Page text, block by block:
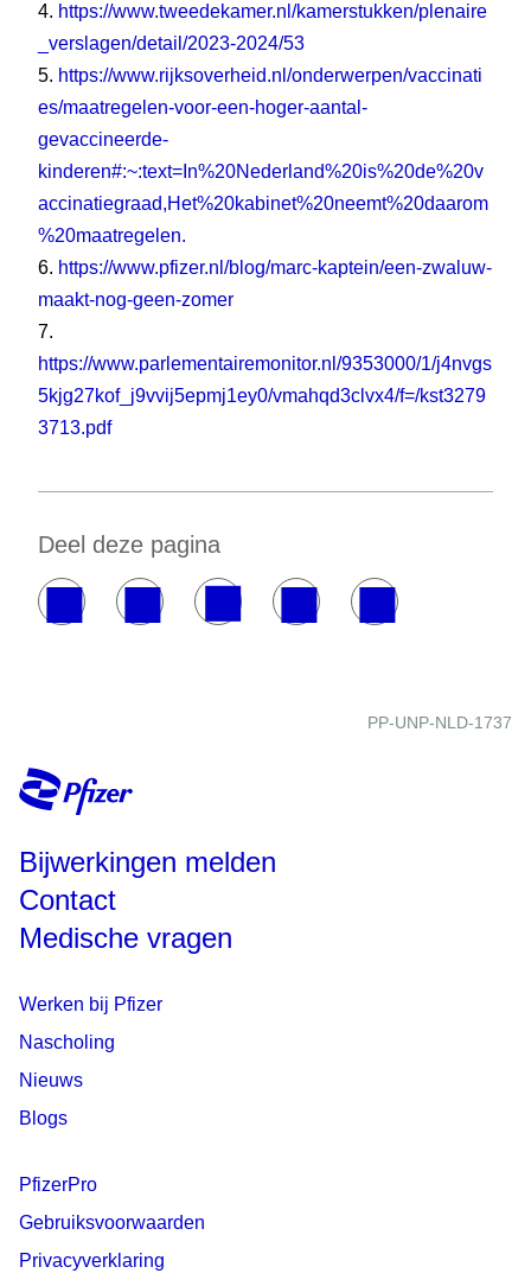
4. https://www.tweedekamer.nl/kamerstukken/plenaire
_verslagen/detail/2023-2024/53
5. https://www.rijksoverheid.nl/onderwerpen/vaccinati
es/maatregelen-voor-een-hoger-aantal-
gevaccineerde-
kinderen#:~:text=In%20Nederland%20is%20de%20v
accinatiegraad,Het%20kabinet%20neemt%20daarom
%20maatregelen.
6. https://www.pfizer.nl/blog/marc-kaptein/een-zwaluw-
maakt-nog-geen-zomer
7.
https://www.parlementairemonitor.nl/9353000/1/j4nvgs
5kjg27kof_j9vvij5epmj1ey0/vmahqd3clvx4/f=/kst3279
3713.pdf
Deel deze pagina
PP-UNP-NLD-1737
Bijwerkingen melden
Contact
Medische vragen
Werken bij Pfizer
Nascholing
Nieuws
Blogs
PfizerPro
Gebruiksvoorwaarden
Privacyverklaring